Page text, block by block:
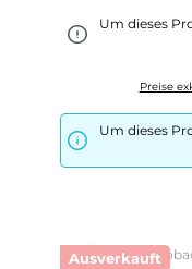
Um dieses
Preise
Um dieses
Ausverkauft